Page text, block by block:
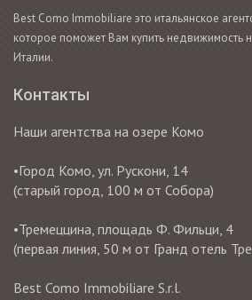
Best Como Immobiliare это итальянское
которое поможет Вам купить недвижимость
Италии.
Контакты
Наши агентства на озере Комо
•Город Комо, ул. Рускони, 14
(старый город, 100 м от Собора)
•Тремеццина, площадь Ф. Фильци, 4
(первая линия, 50 м от Гранд отель
Best Como Immobiliare S.r.l.